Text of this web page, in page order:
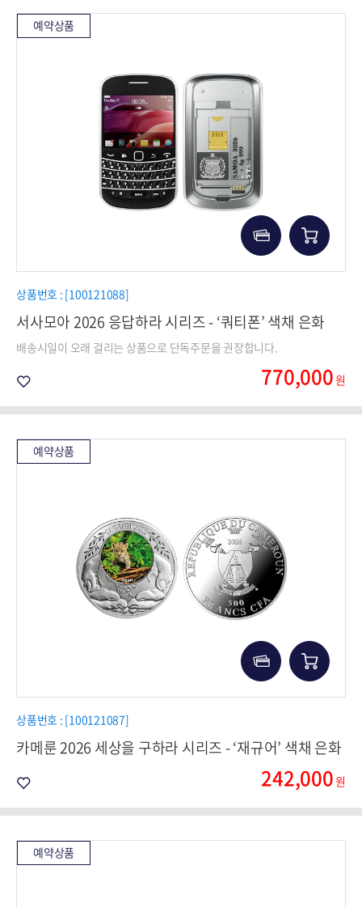
예약상품
상품번호 : [100121088]
서사모아 2026 응답하라 시리즈 - ‘쿼티폰’ 색채 은화
배송시일이 오래 걸리는 상품으로 단독주문을 권장합니다.
770,000원
예약상품
상품번호 : [100121087]
카메룬 2026 세상을 구하라 시리즈 - ‘재규어’ 색채 은화
242,000원
예약상품